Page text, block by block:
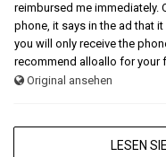
reimbursed me immediately.
phone, it says in the ad that
you will only receive the
recommend alloallo for your
Original ansehen
LESEN